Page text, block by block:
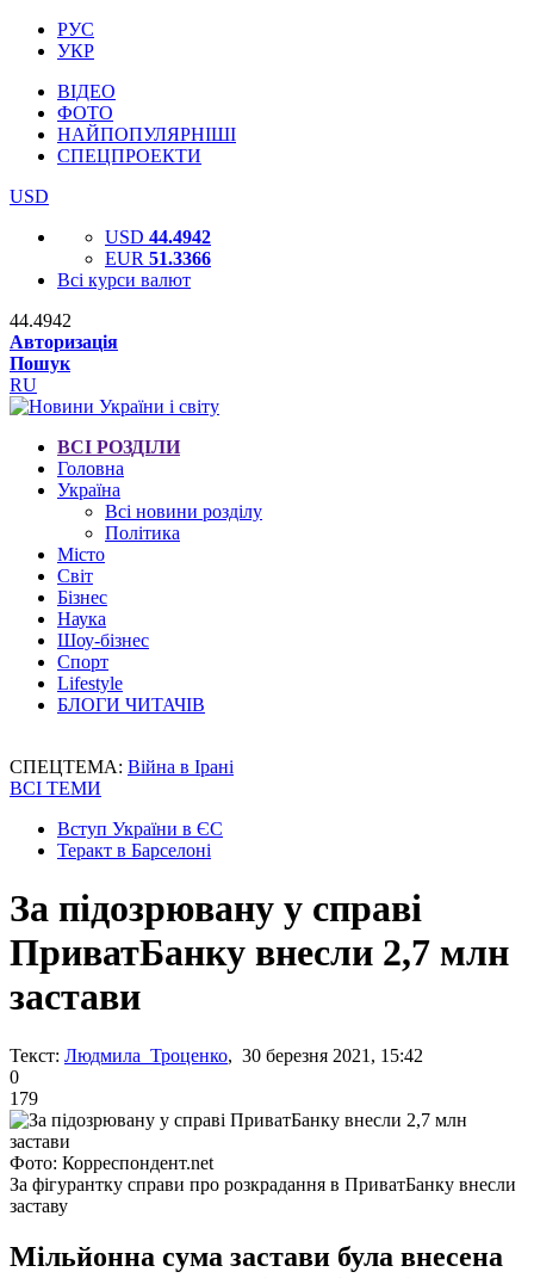
РУС
УКР
ВІДЕО
ФОТО
НАЙПОПУЛЯРНІШІ
СПЕЦПРОЕКТИ
USD
USD 44.4942
EUR 51.3366
Всі курси валют
44.4942
Авторизація
Пошук
RU
ВСІ РОЗДІЛИ
Головна
Україна
Всі новини розділу
Політика
Місто
Світ
Бізнес
Наука
Шоу-бізнес
Спорт
Lifestyle
БЛОГИ ЧИТАЧІВ
СПЕЦТЕМА: Війна в Ірані
ВСІ ТЕМИ
Вступ України в ЄС
Теракт в Барселоні
За підозрювану у справі
ПриватБанку внесли 2,7 млн
застави
Текст: Людмила Троценко, 30 березня 2021, 15:42
0
179
Фото: Корреспондент.net
За фігурантку справи про розкрадання в ПриватБанку внесли
заставу
Мільйонна сума застави була внесена